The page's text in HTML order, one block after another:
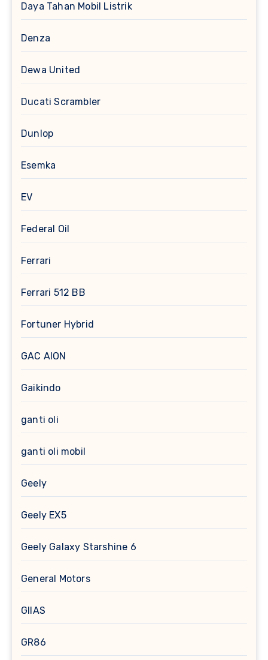
Daya Tahan Mobil Listrik
Denza
Dewa United
Ducati Scrambler
Dunlop
Esemka
EV
Federal Oil
Ferrari
Ferrari 512 BB
Fortuner Hybrid
GAC AION
Gaikindo
ganti oli
ganti oli mobil
Geely
Geely EX5
Geely Galaxy Starshine 6
General Motors
GIIAS
GR86